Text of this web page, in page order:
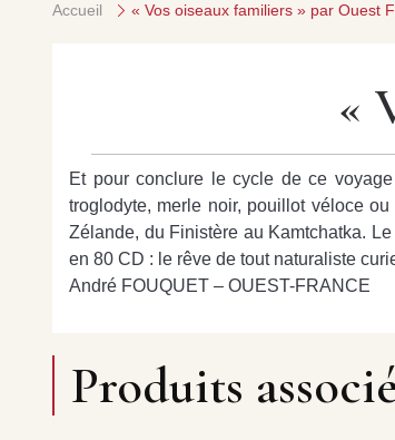
Accueil « Vos oiseaux familiers » par Ouest
«
Et pour conclure le cycle de ce
troglodyte, merle noir, pouillot véloce
Zélande, du Finistère au Kamtchatka.
en 80 CD : le rêve de tout naturaliste
André FOUQUET – OUEST-FRANCE
Produits